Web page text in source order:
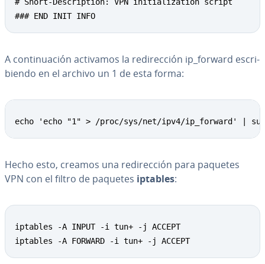
### END INIT INFO
A co­n­ti­nua­ción activamos la re­di­re­c­ción ip_forward es­cri­
bie­n­do en el archivo un 1 de esta forma:
echo 'echo "1" > /proc/sys/net/ipv4/ip_forward' |
Hecho esto, creamos una re­di­re­c­ción para paquetes
VPN con el filtro de paquetes iptables:
iptables -A INPUT -i tun+ -j ACCEPT
iptables -A FORWARD -i tun+ -j ACCEPT